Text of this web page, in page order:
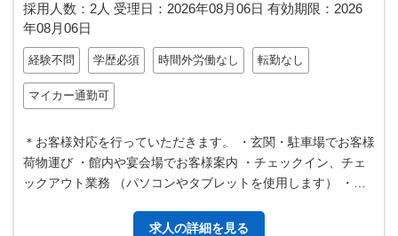
採用人数：2人 受理日： 2026年08月06日 有効期限： 2026
年08月06日
経験不問 学歴必須 時間外労働なし 転勤なし
マイカー通勤可
＊お客様対応を行っていただきます。 ・玄関・駐車場でお客様
荷物運び ・館内や宴会場でお客様案内 ・チェックイン、チェ
ックアウト業務 （パソコンやタブレットを使用します） ・内
求人の詳細を見る